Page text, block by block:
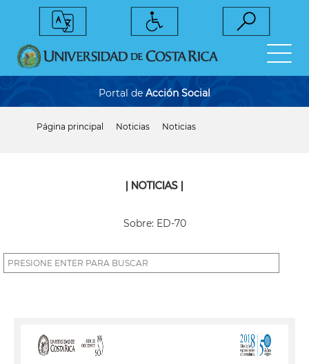
Portal de Acción Social
Página principal Noticias Noticias
| NOTICIAS |
Sobre: ED-70